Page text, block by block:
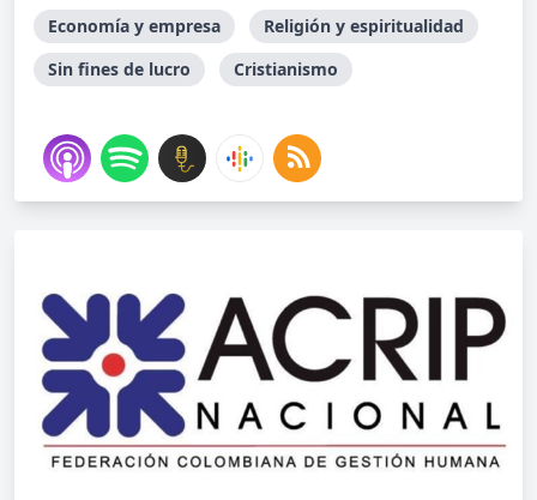
Economía y empresa
Religión y espiritualidad
Sin fines de lucro
Cristianismo